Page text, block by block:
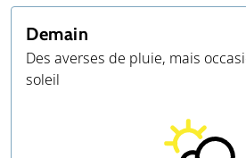
Demain
Des averses de pluie, mais
soleil